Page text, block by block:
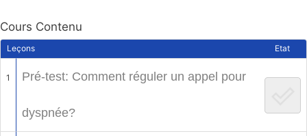
Cours Contenu
Leçons Etat
1 Pré-test: Comment réguler un appel pour
dyspnée?